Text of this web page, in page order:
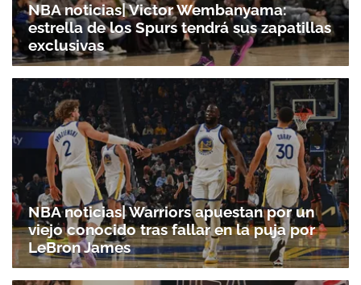
NBA noticias| Victor Wembanyama:
estrella de los Spurs tendrá sus zapatillas
exclusivas
NBA noticias| Warriors apuestan por un
viejo conocido tras fallar en la puja por
LeBron James